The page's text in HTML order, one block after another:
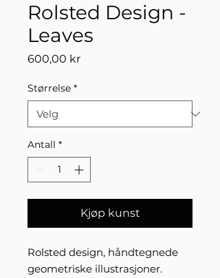
Rolsted Design -
Leaves
600,00 krPris
Størrelse *
Antall *
Kjøp kunst
Rolsted design, håndtegnede
geometriske illustrasjoner.